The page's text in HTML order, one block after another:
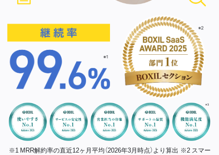
※1 MRR解約率の直近12ヶ月平均（2026年3月時点）より算出 ※2 スマー